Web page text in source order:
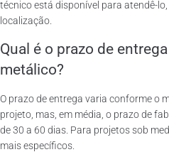
técnico está disponível para atendê-
localização.
Qual é o prazo de
metálico?
O prazo de entrega varia conforme o
projeto, mas, em média, o prazo de
de 30 a 60 dias. Para projetos sob
mais específicos.